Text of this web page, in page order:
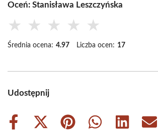
Oceń: Stanisława Leszczyńska
★ ★ ★ ★ ★
Średnia ocena: 4.97 Liczba ocen: 17
Udostępnij
Share
Share
Share
Share
Share